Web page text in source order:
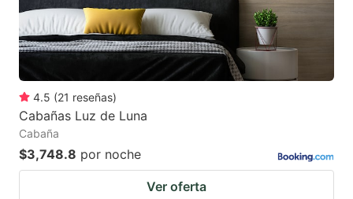
4.5 (21 reseñas)
Cabañas Luz de Luna
Cabaña
$3,748.8 por noche
Ver oferta